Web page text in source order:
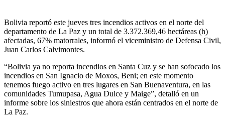
Bolivia reportó este jueves tres incendios activos en el norte del
departamento de La Paz y un total de 3.372.369,46 hectáreas (h)
afectadas, 67% matorrales, informó el viceministro de Defensa Civil,
Juan Carlos Calvimontes.
“Bolivia ya no reporta incendios en Santa Cuz y se han sofocado los
incendios en San Ignacio de Moxos, Beni; en este momento
tenemos fuego activo en tres lugares en San Buenaventura, en las
comunidades Tumupasa, Agua Dulce y Maige”, detalló en un
informe sobre los siniestros que ahora están centrados en el norte de
La Paz.